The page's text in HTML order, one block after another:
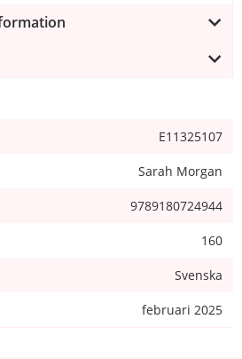
E11325107
Sarah Morgan
9789180724944
160
Svenska
februari 2025